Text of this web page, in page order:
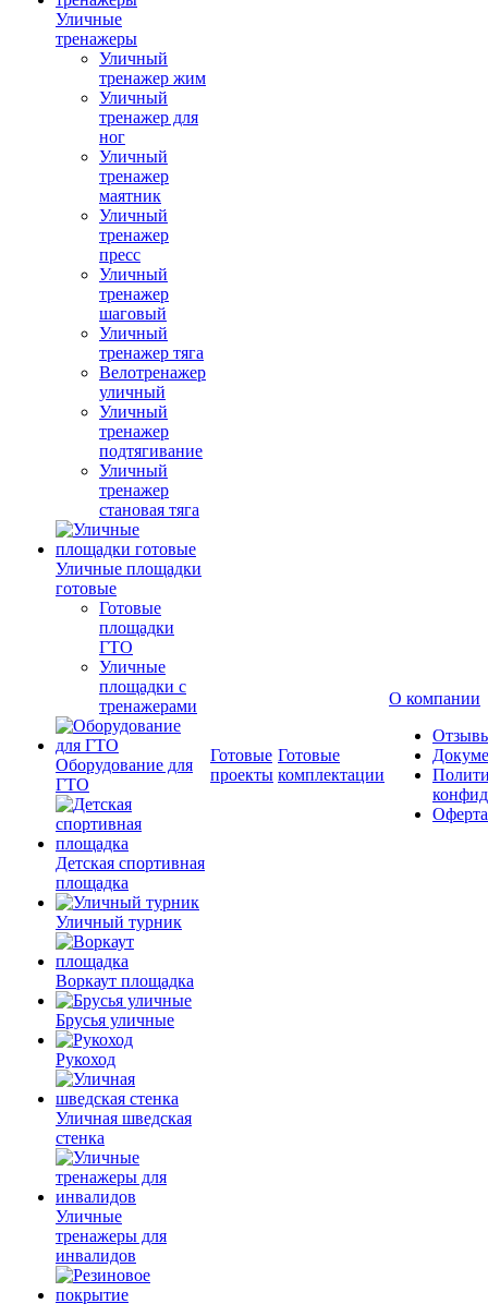
Уличные
тренажеры
Уличный
тренажер жим
Уличный
тренажер для
ног
Уличный
тренажер
маятник
Уличный
тренажер
пресс
Уличный
тренажер
шаговый
Уличный
тренажер тяга
Велотренажер
уличный
Уличный
тренажер
подтягивание
Уличный
тренажер
становая тяга
Уличные площадки
готовые
Готовые
площадки
ГТО
Уличные
площадки с
тренажерами
Оборудование для
ГТО
Детская спортивная
площадка
Уличный турник
Воркаут площадка
Брусья уличные
Рукоход
Уличная шведская
стенка
Уличные
тренажеры для
инвалидов
Готовые
проекты
Готовые
комплектации
О компании
Оферта